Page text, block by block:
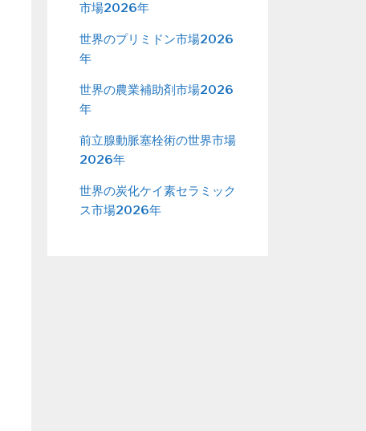
市場2026年
世界のプリミドン市場2026
年
世界の農業補助剤市場2026
年
前立腺動脈塞栓術の世界市場
2026年
世界の炭化ケイ素セラミック
ス市場2026年